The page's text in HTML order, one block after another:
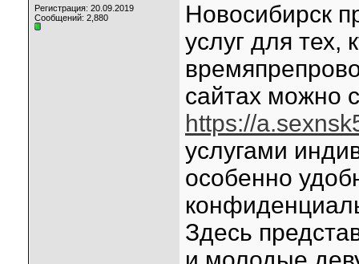
Регистрация: 20.09.2019
Сообщений: 2,880
Новосибирск
услуг для тех,
сайтах можно
https://
услугами
особенно
Здесь